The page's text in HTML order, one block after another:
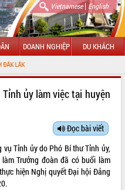
Vietnamese| English
DOANH NGHIỆP DU KHÁCH
ủy làm việc tại huyện
Đọc bài viết
Tỉnh ủy do Phó Bí thư Tỉnh ủy,
Trưởng đoàn đã có buổi làm
hiện Nghị quyết Đại hội Đảng